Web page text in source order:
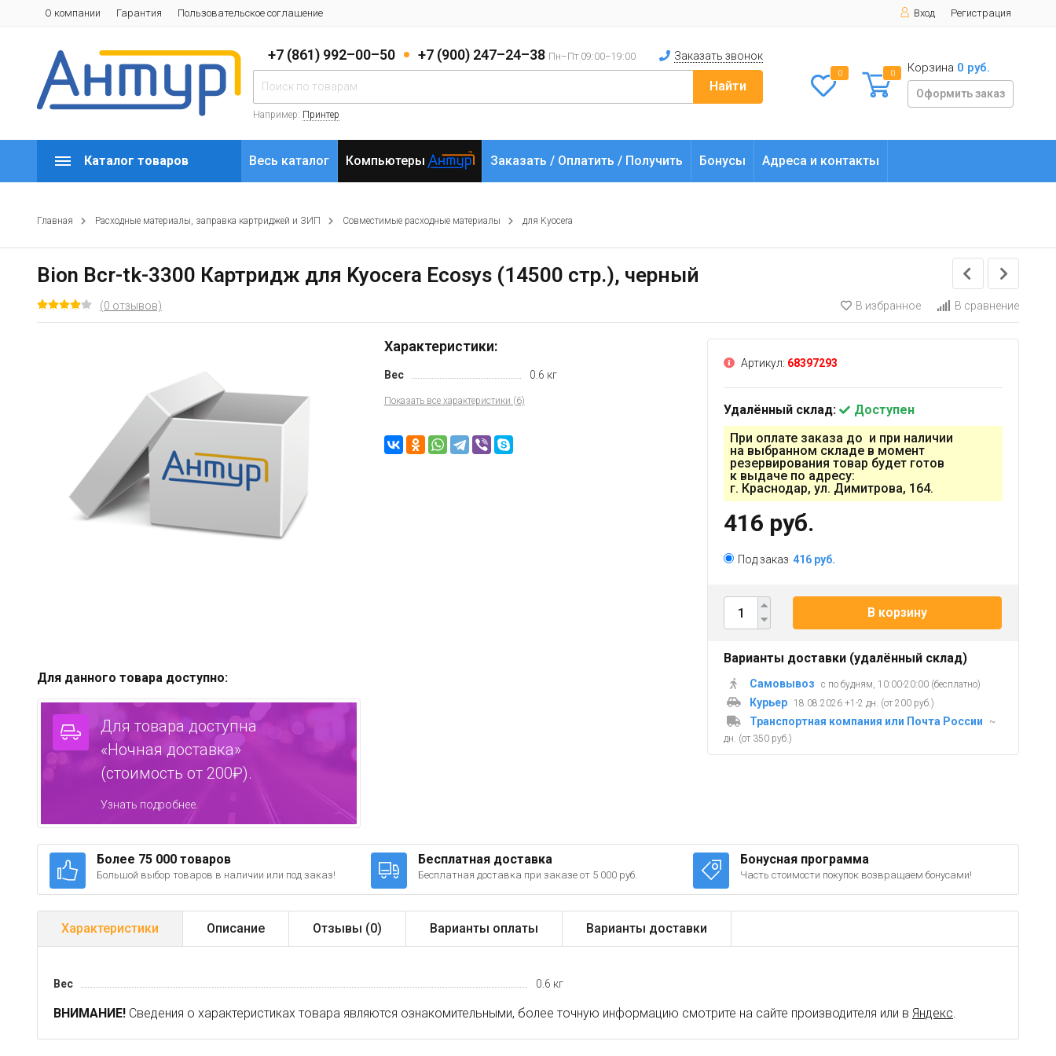
О компании Гарантия Пользовательское соглашение Вход Регистрация
+7 (861) 992–00–50 +7 (900) 247–24–38 Пн–Пт 09:00–19:00 Заказать звонок
Найти
Например: Принтер
0 0 Корзина 0 руб.
Оформить заказ
Каталог товаров Весь каталог Компьютеры Заказать / Оплатить / Получить Бонусы Адреса и контакты
Главная Расходные материалы, заправка картриджей и ЗИП Совместимые расходные материалы для Kyocera
Bion Bcr-tk-3300 Картридж для Kyocera Ecosys (14500 стр.), черный
(0 отзывов) В избранное В сравнение
Характеристики:
Вес 0.6 кг
Показать все характеристики (6)
Для данного товара доступно:
Для товара доступна
«Ночная доставка»
(стоимость от 200₽).
Узнать подробнее.
Артикул: 68397293
Удалённый склад:
Доступен
При оплате заказа до и при наличии
на выбранном складе в момент
резервирования товар будет готов
к выдаче по адресу:
г. Краснодар, ул. Димитрова, 164.
416 руб.
Под заказ 416 руб.
В корзину
Варианты доставки (удалённый склад)
Самовывоз с по будням, 10:00-20:00 (бесплатно)
Курьер 18.08.2026 +1-2 дн. (от 200 руб.)
Транспортная компания или Почта России
~
дн. (от 350 руб.)
Более 75 000 товаров
Большой выбор товаров в наличии или под заказ!
Бесплатная доставка
Бесплатная доставка при заказе от 5 000 руб.
Бонусная программа
Часть стоимости покупок возвращаем бонусами!
Характеристики Описание Отзывы (0) Варианты оплаты Варианты доставки
Вес 0.6 кг
ВНИМАНИЕ! Сведения о характеристиках товара являются ознакомительными, более точную информацию смотрите на сайте производителя или в Яндекс.